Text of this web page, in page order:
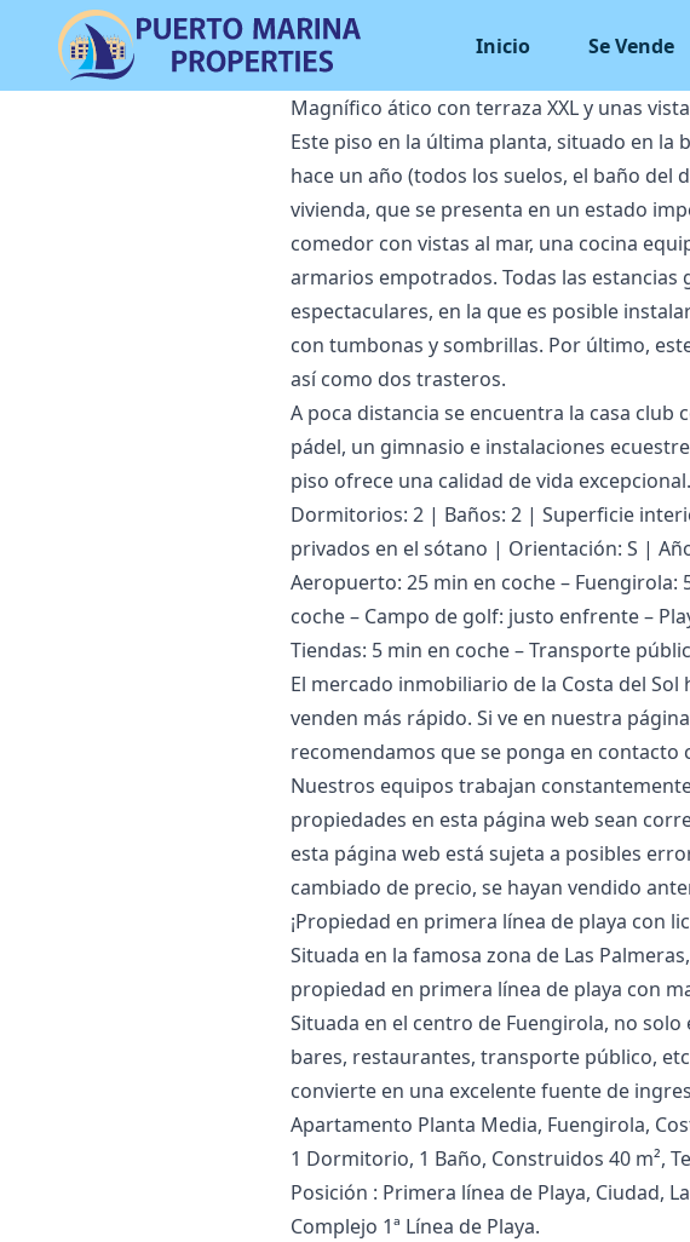
Inicio Se Vende
Magnífico ático con terraza XXL y unas
Este piso en la última planta, situado en
hace un año (todos los suelos, el baño
vivienda, que se presenta en un estado
comedor con vistas al mar, una cocina
armarios empotrados. Todas las estancias
espectaculares, en la que es posible
con tumbonas y sombrillas. Por último,
así como dos trasteros.
A poca distancia se encuentra la casa
pádel, un gimnasio e instalaciones
piso ofrece una calidad de vida excepcional.
Dormitorios: 2 | Baños: 2 | Superficie
privados en el sótano | Orientación: S |
Aeropuerto: 25 min en coche – Fuengirola:
coche – Campo de golf: justo enfrente –
Tiendas: 5 min en coche – Transporte
El mercado inmobiliario de la Costa del
venden más rápido. Si ve en nuestra
recomendamos que se ponga en contacto
Nuestros equipos trabajan
propiedades en esta página web sean
esta página web está ‌sujeta ‌a ‌posibles
‌cambiado ‌de ‌precio, se ‌hayan vendido
¡Propiedad en primera línea de playa con
Situada en la famosa zona de Las
propiedad en primera línea de playa con
Situada en el centro de Fuengirola, no
bares, restaurantes, transporte público,
convierte en una excelente fuente de
Apartamento Planta Media, Fuengirola,
1 Dormitorio, 1 Baño, Construidos 40 m²,
Posición : Primera línea de Playa, Ciudad,
Complejo 1ª Línea de Playa.